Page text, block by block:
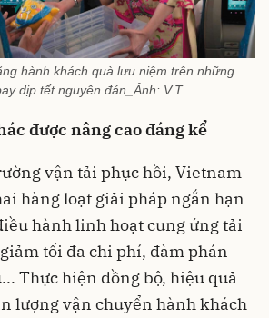
hành khách quà lưu niệm trên những
dịp tết nguyên đán_Ảnh: V.T
được nâng cao đáng kể
vận tải phục hồi, Vietnam
hàng loạt giải pháp ngắn hạn
hành linh hoạt cung ứng tải
tối đa chi phí, đàm phán
Thực hiện đồng bộ, hiệu quả
lượng vận chuyển hành khách